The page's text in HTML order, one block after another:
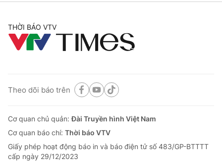
THỜI BÁO VTV
Theo dõi báo trên
Cơ quan chủ quản:Đài Truyền hình Việt Nam
Cơ quan báo chí: Thời báo VTV
Giấy phép hoạt động báo in và báo điện tử số 483/GP-BTTTT
cấp ngày 29/12/2023